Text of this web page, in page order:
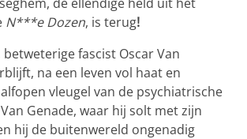
N***e Dozen, is terug!
betweterige fascist Oscar Van
na een leven vol haat en
vleugel van de psychiatrische
Genade, waar hij solt met zijn
hij de buitenwereld ongenadig